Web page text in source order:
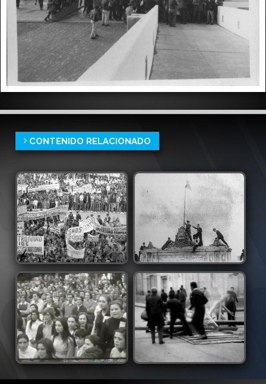
CONTENIDO RELACIONADO
Movilización estudiantil en
Río Cuarto [Galería]
Universidad Nacional de Río
Cuarto
- 6
Estudiantes toman la
Universidad de Córdoba
Universidad Nacional de
Córdoba
- 1
Marcha por la
El Cordobazo - 29 de mayo